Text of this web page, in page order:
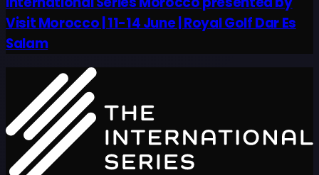
Visit Morocco | 11-14 June | Royal Golf Dar Es
Salam